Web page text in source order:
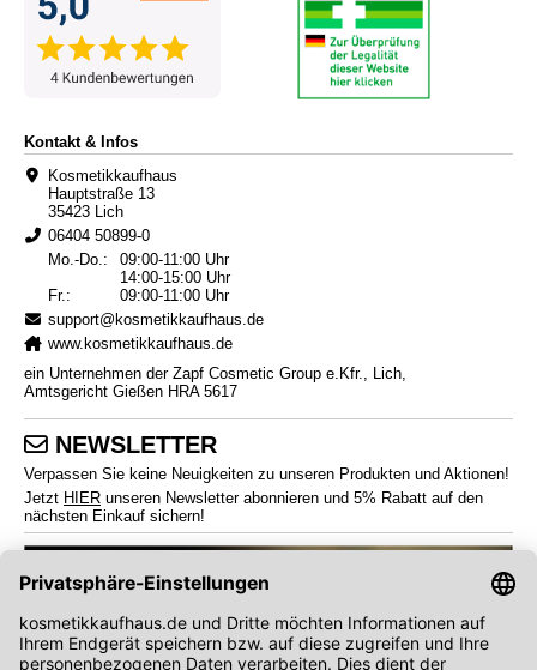
Kontakt & Infos
Kosmetikkaufhaus
Hauptstraße 13
35423 Lich
06404 50899-0
Mo.-Do.:
09:00-11:00 Uhr
14:00-15:00 Uhr
Fr.:
09:00-11:00 Uhr
support@kosmetikkaufhaus.de
www.kosmetikkaufhaus.de
ein Unternehmen der Zapf Cosmetic Group e.Kfr., Lich,
Amtsgericht Gießen HRA 5617
NEWSLETTER
Verpassen Sie keine Neuigkeiten zu unseren Produkten und Aktionen!
Jetzt HIER unseren Newsletter abonnieren und 5% Rabatt auf den
nächsten Einkauf sichern!